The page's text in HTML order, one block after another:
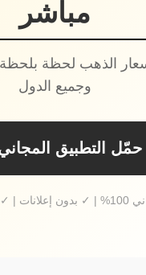
مباشر
الذهب لحظة
وجميع الدول
حمّل التطبيق
تحديث لحظي